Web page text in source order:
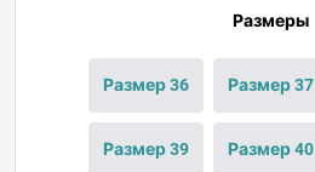
Размеры
Размер 36 Размер 37
Размер 39 Размер 40